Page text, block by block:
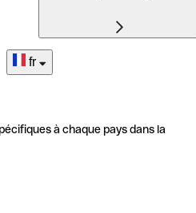
fr
à chaque pays dans la